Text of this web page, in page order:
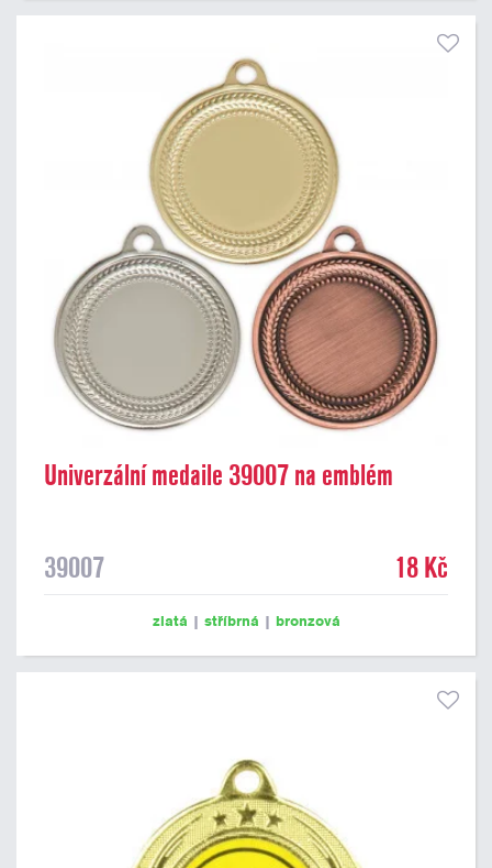
Univerzální medaile 39007 na emblém
39007 18 Kč
zlatá | stříbrná | bronzová